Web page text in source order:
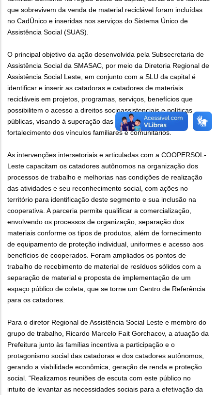
que sobrevivem da venda de material reciclável foram incluídas
no CadÚnico e inseridas nos serviços do Sistema Único de
Assistência Social (SUAS).
O principal objetivo da ação desenvolvida pela Subsecretaria de
Assistência Social da SMASAC, por meio da Diretoria Regional de
Assistência Social Leste, em conjunto com a SLU da capital é
identificar e inserir as catadoras e catadores de materiais
recicláveis em projetos, programas, serviços, benefícios que
possibilitem o acesso a direitos socioassistenciais e políticas
públicas, visando à superação das situações de risco e o
fortalecimento dos vínculos familiares e comunitários.
As intervenções intersetoriais e articuladas com a COOPERSOL-
Leste capacitam os catadores autônomos na organização dos
processos de trabalho e melhorias nas condições de realização
das atividades e seu reconhecimento social, com ações no
território para identificação deste segmento e sua inclusão na
cooperativa. A parceria permite qualificar a comercialização,
envolvendo os processos de organização, separação dos
materiais conforme os tipos de produtos, além de fornecimento
de equipamento de proteção individual, uniformes e acesso aos
benefícios de cooperados. Foram ampliados os pontos de
trabalho de recebimento de material de resíduos sólidos com a
separação de material e proposta de implementação de um
espaço público de coleta, que se torne um Centro de Referência
para os catadores.
Para o diretor Regional de Assistência Social Leste e membro do
grupo de trabalho, Ricardo Marcelo Fait Gorchacov, a atuação da
Prefeitura junto às famílias incentiva a participação e o
protagonismo social das catadoras e dos catadores autônomos,
gerando a viabilidade econômica, geração de renda e proteção
social. “Realizamos reuniões de escuta com este público no
intuito de levantar as necessidades sociais para a efetivação da